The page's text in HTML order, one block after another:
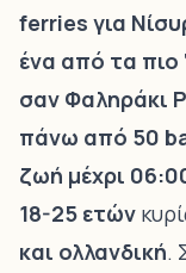
ferries για
ένα από τα πιο
σαν Φαληράκι
πάνω από 50
ζωή μέχρι
18-25 ετών
και ολλανδική.